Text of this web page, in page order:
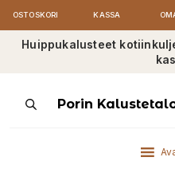
OSTOSKORI KASSA
Huippukalusteet
ProductsPorin